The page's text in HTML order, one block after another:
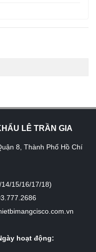
LÊ TRẦN GIA
8, Thành Phố Hồ Chí
15/16/17/18)
hoạt động: